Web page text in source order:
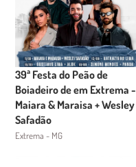
39ª Festa do Peão de
Boiadeiro de em Extrema -
Maiara & Maraisa + Wesley
Safadão
Extrema - MG